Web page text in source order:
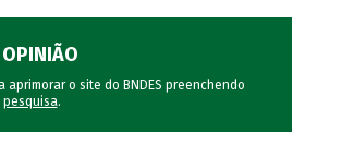
aprimorar o site do BNDES preenchendo
pesquisa.